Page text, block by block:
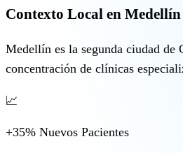
Contexto Local en Medellín
Medellín es la segunda ciudad de
concentración de clínicas
📈
+35% Nuevos Pacientes